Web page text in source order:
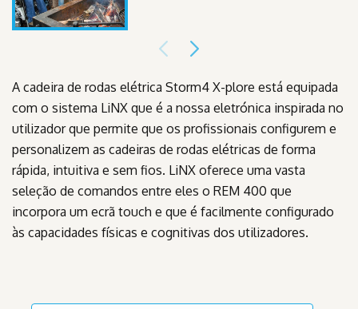
A cadeira de rodas elétrica Storm4 X-plore está equipada
com o sistema LiNX que é a nossa eletrónica inspirada no
utilizador que permite que os profissionais configurem e
personalizem as cadeiras de rodas elétricas de forma
rápida, intuitiva e sem fios. LiNX oferece uma vasta
seleção de comandos entre eles o REM 400 que
incorpora um ecrã touch e que é facilmente configurado
às capacidades físicas e cognitivas dos utilizadores.